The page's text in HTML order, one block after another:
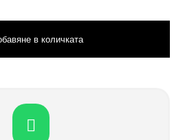
в количката